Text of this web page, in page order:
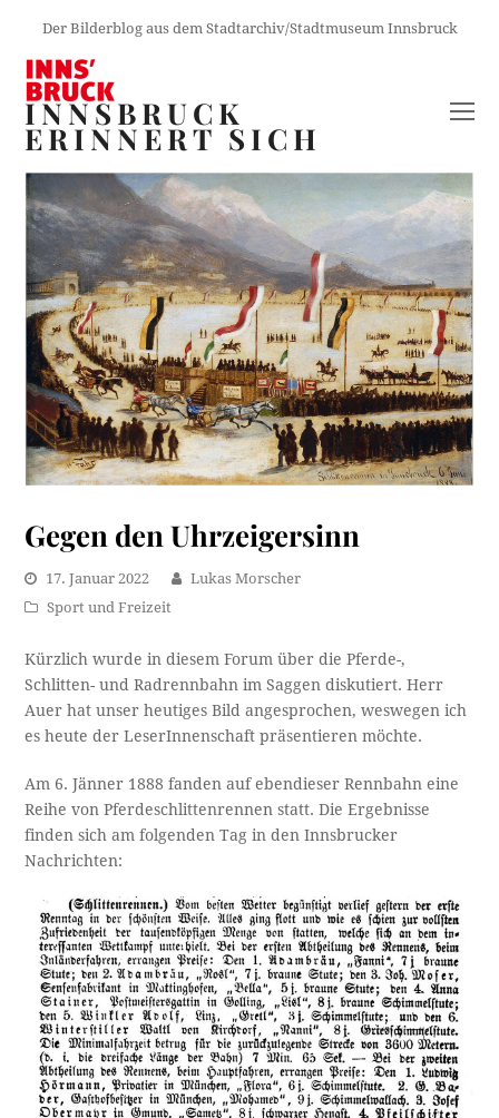
Der Bilderblog aus dem Stadtarchiv/Stadtmuseum Innsbruck
INNSBRUCK
ERINNERT SICH
Gegen den Uhrzeigersinn
17. Januar 2022
Lukas Morscher
Sport und Freizeit
Kürzlich wurde in diesem Forum über die Pferde-,
Schlitten- und Radrennbahn im Saggen diskutiert. Herr
Auer hat unser heutiges Bild angesprochen, weswegen ich
es heute der LeserInnenschaft präsentieren möchte.
Am 6. Jänner 1888 fanden auf ebendieser Rennbahn eine
Reihe von Pferdeschlittenrennen statt. Die Ergebnisse
finden sich am folgenden Tag in den Innsbrucker
Nachrichten: